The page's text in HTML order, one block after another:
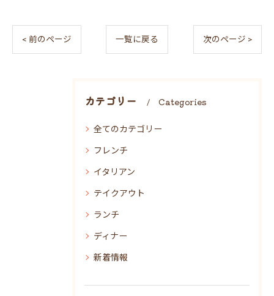
< 前のページ 一覧に戻る 次のページ >
カテゴリー Categories
全てのカテゴリー
フレンチ
イタリアン
テイクアウト
ランチ
ディナー
新着情報